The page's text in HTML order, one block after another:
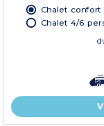
Chalet confort
Chalet 4/6